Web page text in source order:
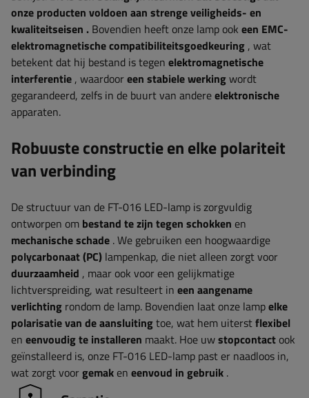
onze producten voldoen aan strenge veiligheids- en
kwaliteitseisen . Bovendien heeft onze lamp ook een EMC-
elektromagnetische compatibiliteitsgoedkeuring , wat
betekent dat hij bestand is tegen elektromagnetische
interferentie , waardooreen stabiele werkingwordt
gegarandeerd, zelfs in de buurt van andereelektronische
apparaten.
Robuuste constructie enelke polariteit
van verbinding
De structuur van de FT-016 LED-lamp is zorgvuldig
ontworpen om bestand te zijn tegen schokken en
mechanische schade . We gebruiken een hoogwaardige
polycarbonaat (PC) lampenkap, die niet alleen zorgt voor
duurzaamheid , maar ook voor een gelijkmatige
lichtverspreiding, wat resulteert in een aangename
verlichting rondom de lamp. Bovendien laat onze lampelke
polarisatie van de aansluitingtoe, wat hem uiterstflexibel
en eenvoudig te installeren maakt. Hoe uwstopcontact ook
geïnstalleerd is, onze FT-016 LED-lamp past er naadloos in,
wat zorgt voorgemak en eenvoud in gebruik .